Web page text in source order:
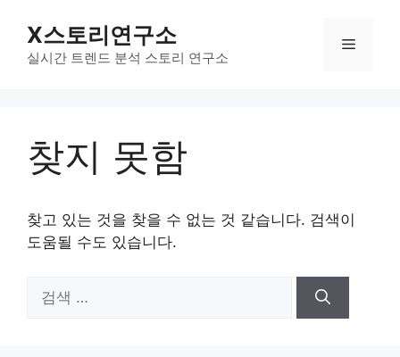
X스토리연구소
실시간 트렌드 분석 스토리 연구소
메
찾지 못함
찾고 있는 것을 찾을 수 없는 것 같습니다. 검색이
도움될 수도 있습니다.
색: